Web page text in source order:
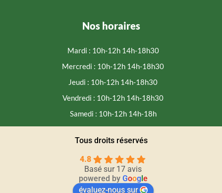
Nos horaires
Mardi : 10h-12h 14h-18h30
Mercredi : 10h-12h 14h-18h30
Jeudi : 10h-12h 14h-18h30
Vendredi : 10h-12h 14h-18h30
Samedi : 10h-12h 14h-18h
Tous droits réservés
4.8
Basé sur 17 avis
powered by Google
évaluez-nous sur